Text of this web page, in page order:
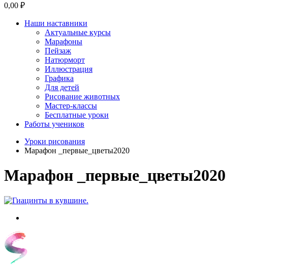
0,00 ₽
Наши наставники
Актуальные курсы
Марафоны
Пейзаж
Натюрморт
Иллюстрация
Графика
Для детей
Рисование животных
Мастер-классы
Бесплатные уроки
Работы учеников
Уроки рисования
Марафон _первые_цветы2020
Марафон _первые_цветы2020